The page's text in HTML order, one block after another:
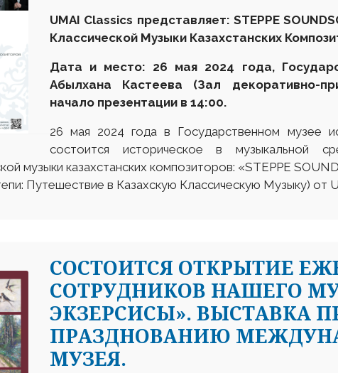
UMAI Classics представляет: STEPPE
Классической Музыки Казахстанских
Дата и место: 26 мая 2024 года,
Абылхана Кастеева (Зал декоративно-
начало презентации в 14:00.
26 мая 2024 года в Государственном музее
состоится историческое в музыкальной
музыки казахстанских композиторов: «STEPPE
Путешествие в Казахскую Классическую Музыку) от
СОСТОИТСЯ ОТКРЫТИЕ
СОТРУДНИКОВ НАШЕГО
ЭКЗЕРСИСЫ». ВЫСТАВКА
ПРАЗДНОВАНИЮ
МУЗЕЯ.